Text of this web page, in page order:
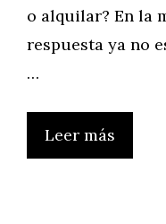
o alquilar? En la
respuesta ya no
…
Leer más